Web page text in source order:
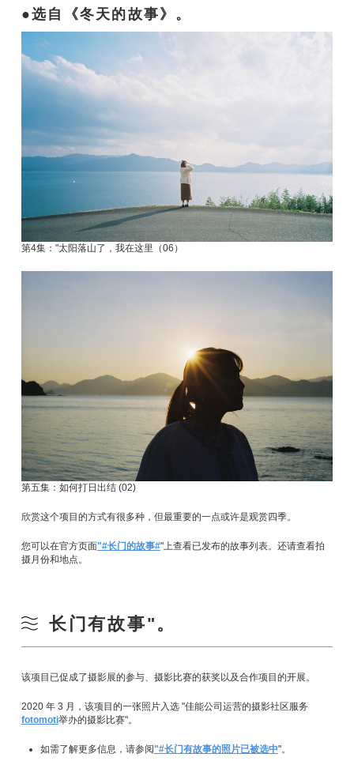
选自《冬天的故事》。
第4集："太阳落山了，我在这里（06）
第五集：如何打日出结 (02)
欣赏这个项目的方式有很多种，但最重要的一点或许是观赏四季。
您可以在官方页面"#长门的故事#"上查看已发布的故事列表。还请查看拍
摄月份和地点。
长门有故事"。
该项目已促成了摄影展的参与、摄影比赛的获奖以及合作项目的开展。
2020 年 3 月，该项目的一张照片入选 "佳能公司运营的摄影社区服务
fotomoti举办的摄影比赛"。
如需了解更多信息，请参阅"#长门有故事的照片已被选中"。